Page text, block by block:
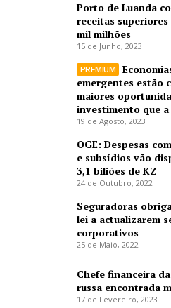
Porto de Luanda
receitas superiores
mil milhões
15 de Junho, 2023
emergentes estão
maiores
investimento que a
19 de Agosto, 2023
OGE: Despesas
e subsídios vão
3,1 biliões de KZ
24 de Outubro, 2022
Seguradoras
lei a actualizarem
corporativos
25 de Maio, 2022
Chefe financeira
russa encontrada
17 de Fevereiro, 2023